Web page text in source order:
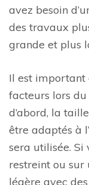
avez besoin
des travaux
grande et plus
Il est important
facteurs lors du
d’abord, la
être adaptés à
sera utilisée. Si
restreint ou sur
légère avec